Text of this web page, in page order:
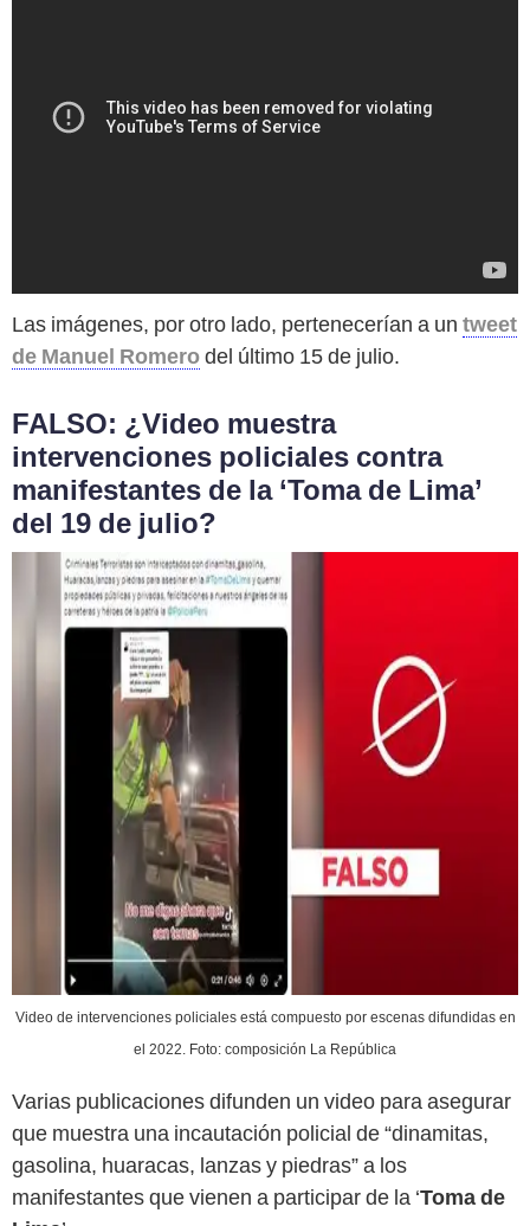
Las imágenes, por otro lado, pertenecerían a un tweet
de Manuel Romerodel último 15 de julio.
FALSO: ¿Video muestra
intervenciones policiales contra
manifestantes de la ‘Toma de Lima’
del 19 de julio?
Video de intervenciones policiales está compuesto por escenas difundidas en
el 2022. Foto: composición La República
Varias publicaciones difunden un video para asegurar
que muestra una incautación policial de “dinamitas,
gasolina, huaracas, lanzas y piedras” a los
manifestantes que vienen a participar de la ‘Toma de